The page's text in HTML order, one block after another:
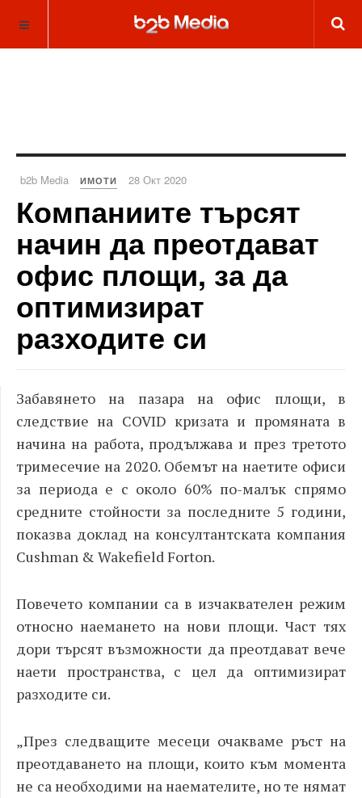
b2b Media ИМОТИ 28 Окт 2020
Компаниите търсят
начин да преотдават
офис площи, за да
оптимизират
разходите си
Забавянето на пазара на офис площи, в
следствие на COVID кризата и промяната в
начина на работа, продължава и през третото
тримесечие на 2020. Обемът на наетите офиси
за периода е с около 60% по-малък спрямо
средните стойности за последните 5 години,
показва доклад на консултантската компания
Cushman & WakefieldForton.
Повечето компании са в изчаквателен режим
относно наемането на нови площи. Част тях
дори търсят възможности да преотдават вече
наети пространства, с цел да оптимизират
разходите си.
„През следващите месеци очакваме ръст на
преотдаването на площи, които към момента
не са необходими на наемателите, но те нямат